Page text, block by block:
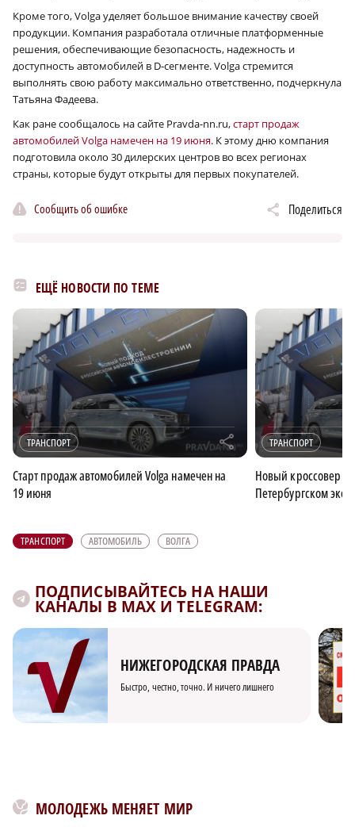
Кроме того, Volga уделяет большое внимание качеству своей
продукции. Компания разработала отличные платформенные
решения, обеспечивающие безопасность, надежность и
доступность автомобилей в D‑сегменте. Volga стремится
выполнять свою работу максимально ответственно, подчеркнула
Татьяна Фадеева.
Как ране сообщалось на сайте Pravda-nn.ru,старт продаж
автомобилей Volga намечен на 19 июня. К этому дню компания
подготовила около 30 дилерских центров во всех регионах
страны, которые будут открыты для первых покупателей.
Сообщить об ошибке Поделиться
ЕЩЁ НОВОСТИ ПО ТЕМЕ
ТРАНСПОРТ r
Старт продаж автомобилей Volga намечен на
19 июня
ТРАНСПОРТ
Новый кроссовер
Петербургском
ТРАНСПОРТ АВТОМОБИЛЬ ВОЛГА
ПОДПИСЫВАЙТЕСЬ НА НАШИ
КАНАЛЫ В MAX И TELEGRAM:
НИЖЕГОРОДСКАЯ ПРАВДА
Быстро, честно, точно. И ничего лишнего
МОЛОДЕЖЬ МЕНЯЕТ МИР